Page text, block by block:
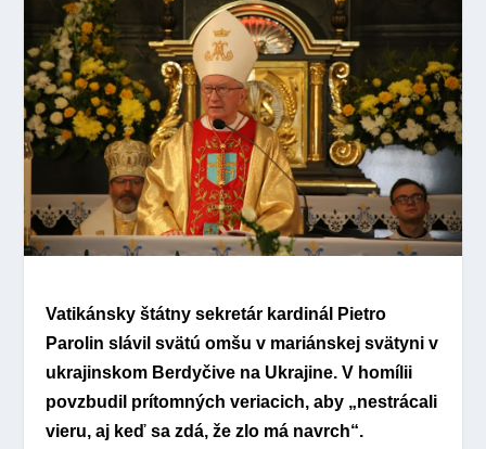
Vatikánsky štátny sekretár kardinál Pietro
Parolin slávil svätú omšu v mariánskej svätyni v
ukrajinskom Berdyčive na Ukrajine. V homílii
povzbudil prítomných veriacich, aby „nestrácali
vieru, aj keď sa zdá, že zlo má navrch“.